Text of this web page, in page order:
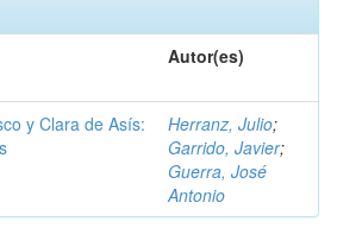
Autor(es)
y Clara de Asís:
Herranz, Julio;
Garrido, Javier;
Guerra, José
Antonio